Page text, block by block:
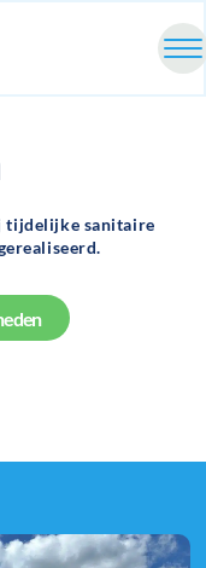
tijdelijke sanitaire